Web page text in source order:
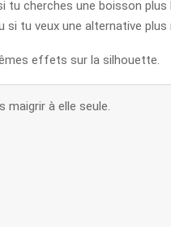
tu cherches une boisson plus
tu veux une alternative plus
effets sur la silhouette.
à elle seule.